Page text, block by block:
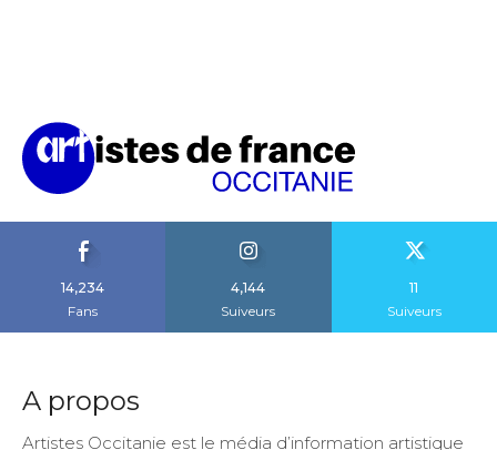
14,234
Fans
4,144
Suiveurs
11
Suiveurs
A propos
Artistes Occitanie est le média d’information artistique